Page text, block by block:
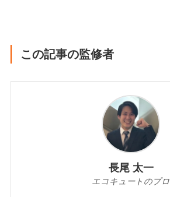
この記事の監修者
長尾 太一
エコキュートのプロ